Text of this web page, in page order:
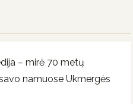
– mirė 70 metų
namuose Ukmergės